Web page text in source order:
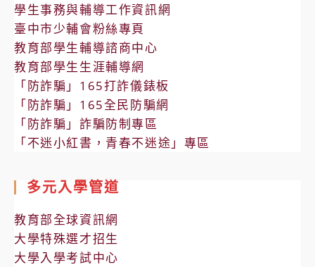
學生事務與輔導工作資訊網
臺中市少輔會粉絲專頁
教育部學生輔導諮商中心
教育部學生生涯輔導網
「防詐騙」165打詐儀錶板
「防詐騙」165全民防騙網
「防詐騙」詐騙防制專區
「不迷小紅書，青春不迷途」專區
多元入學管道
教育部全球資訊網
大學特殊選才招生
大學入學考試中心